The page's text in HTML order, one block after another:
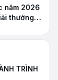
năm 2026
thưởng
TRÌNH